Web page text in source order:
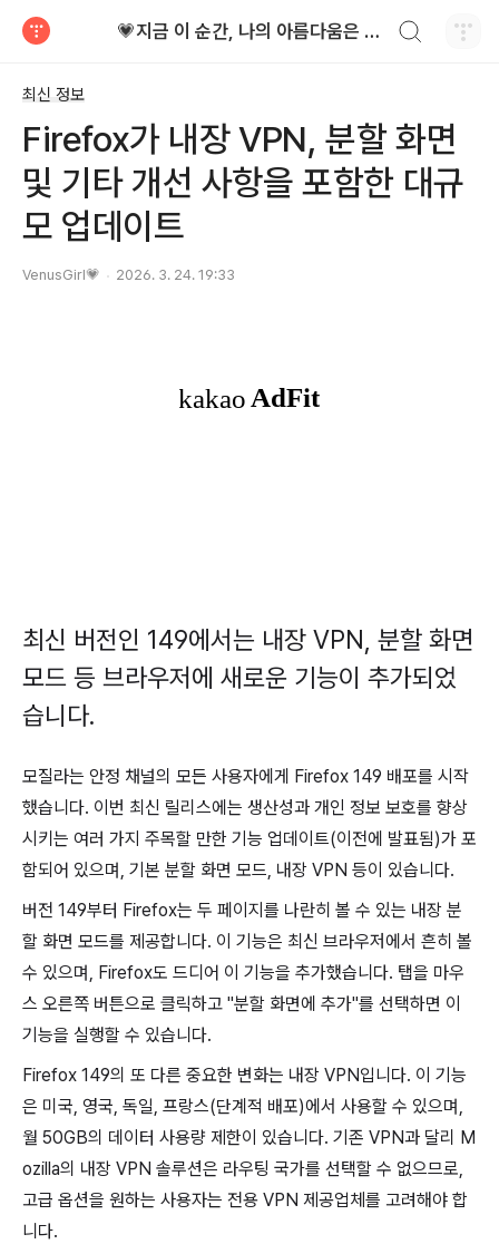
💗지금 이 순간, 나의 아름다움은 가장 빛난다!
최신 정보
Firefox가 내장 VPN, 분할 화면
및 기타 개선 사항을 포함한 대규
모 업데이트
VenusGirl💗 2026. 3. 24. 19:33
최신 버전인 149에서는 내장 VPN, 분할 화면
모드 등 브라우저에 새로운 기능이 추가되었
습니다.
모질라는 안정 채널의 모든 사용자에게 Firefox 149 배포를 시작
했습니다. 이번 최신 릴리스에는 생산성과 개인 정보 보호를 향상
시키는 여러 가지 주목할 만한 기능 업데이트(이전에 발표됨)가 포
함되어 있으며, 기본 분할 화면 모드, 내장 VPN 등이 있습니다.
버전 149부터 Firefox는 두 페이지를 나란히 볼 수 있는 내장 분
할 화면 모드를 제공합니다. 이 기능은 최신 브라우저에서 흔히 볼
수 있으며, Firefox도 드디어 이 기능을 추가했습니다. 탭을 마우
스 오른쪽 버튼으로 클릭하고 "분할 화면에 추가"를 선택하면 이
기능을 실행할 수 있습니다.
Firefox 149의 또 다른 중요한 변화는 내장 VPN입니다. 이 기능
은 미국, 영국, 독일, 프랑스(단계적 배포)에서 사용할 수 있으며,
월 50GB의 데이터 사용량 제한이 있습니다. 기존 VPN과 달리 M
ozilla의 내장 VPN 솔루션은 라우팅 국가를 선택할 수 없으므로,
고급 옵션을 원하는 사용자는 전용 VPN 제공업체를 고려해야 합
니다.